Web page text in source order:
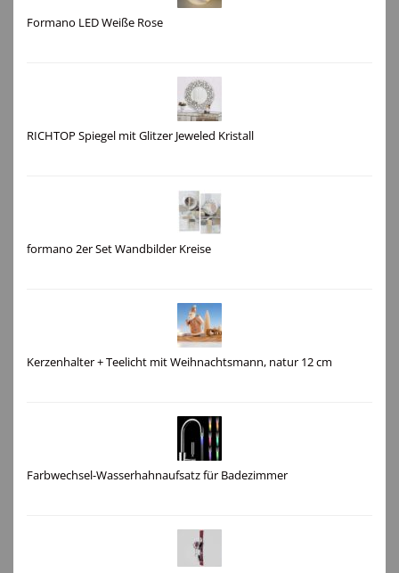
Formano LED Weiße Rose
RICHTOP Spiegel mit Glitzer Jeweled Kristall
formano 2er Set Wandbilder Kreise
Kerzenhalter + Teelicht mit Weihnachtsmann, natur 12 cm
Farbwechsel-Wasserhahnaufsatz für Badezimmer